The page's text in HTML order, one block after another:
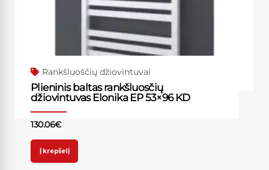
Rankšluoščių džiovintuvai
Plieninis baltas rankšluosčių
džiovintuvas Elonika EP 53×96 KD
130.06€
Į krepšelį